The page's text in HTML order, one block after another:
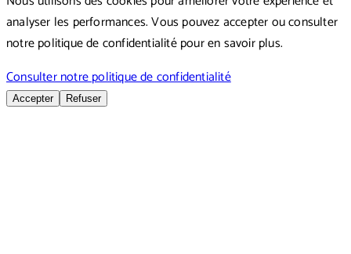
analyser les performances. Vous pouvez accepter ou consulter
notre politique de confidentialité pour en savoir plus.
Consulter notre politique de confidentialité
Accepter Refuser